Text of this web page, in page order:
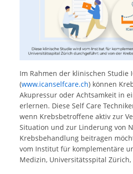
Im Rahmen der klinischen Studie
(www.icanselfcare.ch) können
Akupressur oder Achtsamkeit in
erlernen. Diese Self Care
wenn Krebsbetroffene aktiv zur
Situation und zur Linderung von
Krebsbehandlung beitragen
vom Institut für komplementäre
Medizin, Universitätsspital